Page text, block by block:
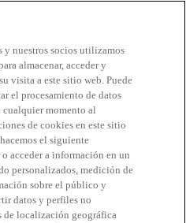
y nuestros socios utilizamos
almacenar, acceder y
visita a este sitio web. Puede
el procesamiento de datos
cualquier momento al
de cookies en este sitio
el siguiente
acceder a información en un
personalizados, medición de
sobre el público y
datos y perfiles no
de localización geográfica